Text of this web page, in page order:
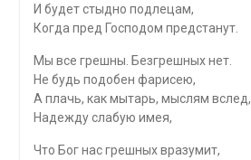
И будет стыдно подлецам,
Когда пред Господом предстанут.
Мы все грешны. Безгрешных нет.
Не будь подобен фарисею,
А плачь, как мытарь, мыслям вслед,
Надежду слабую имея,
Что Бог нас грешных вразумит,